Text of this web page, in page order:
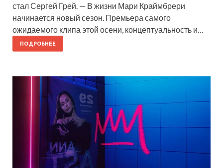
стал Сергей Грей. — В жизни Мари Краймбрери
начинается новый сезон. Премьера самого
ожидаемого клипа этой осени, концептуальность и…
ПОДРОБНЕЕ